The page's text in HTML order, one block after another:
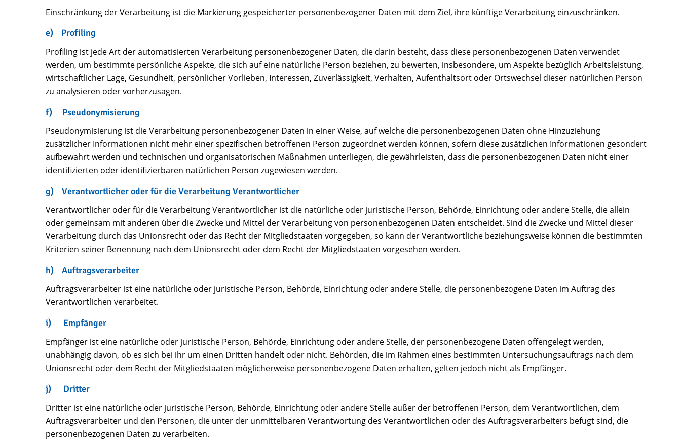
Einschränkung der Verarbeitung ist die Markierung gespeicherter personenbezogener Daten mit dem Ziel, ihre künftige Verarbeitung einzuschränken.
e) Profiling
Profiling ist jede Art der automatisierten Verarbeitung personenbezogener Daten, die darin besteht, dass diese personenbezogenen Daten verwendet
werden, um bestimmte persönliche Aspekte, die sich auf eine natürliche Person beziehen, zu bewerten, insbesondere, um Aspekte bezüglich Arbeitsleistung,
wirtschaftlicher Lage, Gesundheit, persönlicher Vorlieben, Interessen, Zuverlässigkeit, Verhalten, Aufenthaltsort oder Ortswechsel dieser natürlichen Person
zu analysieren oder vorherzusagen.
f) Pseudonymisierung
Pseudonymisierung ist die Verarbeitung personenbezogener Daten in einer Weise, auf welche die personenbezogenen Daten ohne Hinzuziehung
zusätzlicher Informationen nicht mehr einer spezifischen betroffenen Person zugeordnet werden können, sofern diese zusätzlichen Informationen gesondert
aufbewahrt werden und technischen und organisatorischen Maßnahmen unterliegen, die gewährleisten, dass die personenbezogenen Daten nicht einer
identifizierten oder identifizierbaren natürlichen Person zugewiesen werden.
g) Verantwortlicher oder für die Verarbeitung Verantwortlicher
Verantwortlicher oder für die Verarbeitung Verantwortlicher ist die natürliche oder juristische Person, Behörde, Einrichtung oder andere Stelle, die allein
oder gemeinsam mit anderen über die Zwecke und Mittel der Verarbeitung von personenbezogenen Daten entscheidet. Sind die Zwecke und Mittel dieser
Verarbeitung durch das Unionsrecht oder das Recht der Mitgliedstaaten vorgegeben, so kann der Verantwortliche beziehungsweise können die bestimmten
Kriterien seiner Benennung nach dem Unionsrecht oder dem Recht der Mitgliedstaaten vorgesehen werden.
h) Auftragsverarbeiter
Auftragsverarbeiter ist eine natürliche oder juristische Person, Behörde, Einrichtung oder andere Stelle, die personenbezogene Daten im Auftrag des
Verantwortlichen verarbeitet.
i) Empfänger
Empfänger ist eine natürliche oder juristische Person, Behörde, Einrichtung oder andere Stelle, der personenbezogene Daten offengelegt werden,
unabhängig davon, ob es sich bei ihr um einen Dritten handelt oder nicht. Behörden, die im Rahmen eines bestimmten Untersuchungsauftrags nach dem
Unionsrecht oder dem Recht der Mitgliedstaaten möglicherweise personenbezogene Daten erhalten, gelten jedoch nicht als Empfänger.
j) Dritter
Dritter ist eine natürliche oder juristische Person, Behörde, Einrichtung oder andere Stelle außer der betroffenen Person, dem Verantwortlichen, dem
Auftragsverarbeiter und den Personen, die unter der unmittelbaren Verantwortung des Verantwortlichen oder des Auftragsverarbeiters befugt sind, die
personenbezogenen Daten zu verarbeiten.